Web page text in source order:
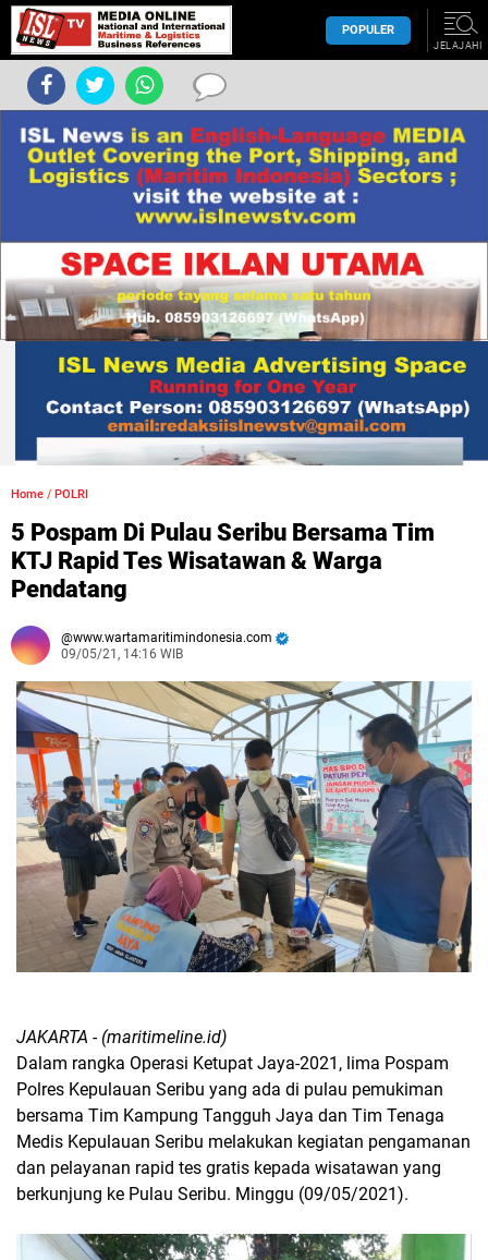
POPULER
JELAJAHI
Home / POLRI
5 Pospam Di Pulau Seribu Bersama Tim
KTJ Rapid Tes Wisatawan & Warga
Pendatang
www.wartamaritimindonesia.com
09/05/21, 14:16 WIB
JAKARTA - (maritimeline.id)
Dalam rangka Operasi Ketupat Jaya-2021, lima Pospam
Polres Kepulauan Seribu yang ada di pulau pemukiman
bersama Tim Kampung Tangguh Jaya dan Tim Tenaga
Medis Kepulauan Seribu melakukan kegiatan pengamanan
dan pelayanan rapid tes gratis kepada wisatawan yang
berkunjung ke Pulau Seribu. Minggu (09/05/2021).